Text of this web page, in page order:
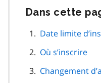
Dans cette
Date limite
Où s’inscrire
Changement